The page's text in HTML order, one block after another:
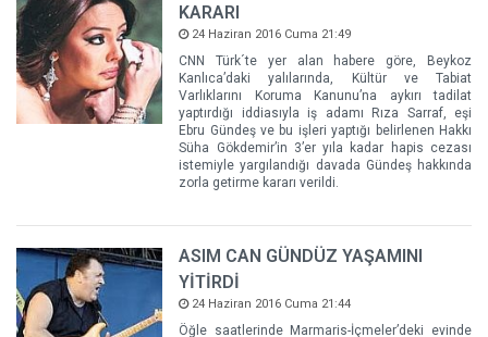
KARARI
24 Haziran 2016 Cuma 21:49
CNN Türk´te yer alan habere göre, Beykoz
Kanlıca’daki yalılarında, Kültür ve Tabiat
Varlıklarını Koruma Kanunu’na aykırı tadilat
yaptırdığı iddiasıyla iş adamı Rıza Sarraf, eşi
Ebru Gündeş ve bu işleri yaptığı belirlenen Hakkı
Süha Gökdemir’in 3’er yıla kadar hapis cezası
istemiyle yargılandığı davada Gündeş hakkında
zorla getirme kararı verildi.
ASIM CAN GÜNDÜZ YAŞAMINI
YİTİRDİ
24 Haziran 2016 Cuma 21:44
Öğle saatlerinde Marmaris-İçmeler’deki evinde